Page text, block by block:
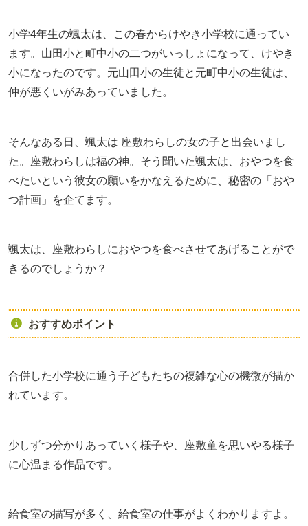
小学4年生の颯太は、この春からけやき小学校に通ってい
ます。山田小と町中小の二つがいっしょになって、けやき
小になったのです。元山田小の生徒と元町中小の生徒は、
仲が悪くいがみあっていました。
そんなある日、颯太は 座敷わらしの女の子と出会いまし
た。座敷わらしは福の神。そう聞いた颯太は、おやつを食
べたいという彼女の願いをかなえるために、秘密の「おや
つ計画」を企てます。
颯太は、座敷わらしにおやつを食べさせてあげることがで
きるのでしょうか？
おすすめポイント
合併した小学校に通う子どもたちの複雑な心の機微が描か
れています。
少しずつ分かりあっていく様子や、座敷童を思いやる様子
に心温まる作品です。
給食室の描写が多く、給食室の仕事がよくわかりますよ。